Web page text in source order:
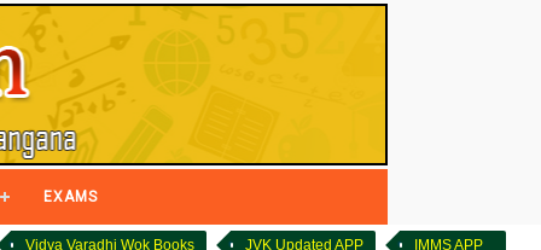
EXAMS
Vidya Varadhi Wok Books JVK Updated APP IMMS APP